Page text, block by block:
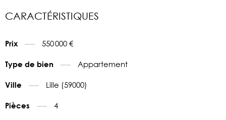
CARACTÉRISTIQUES
Prix 550 000 €
Type de bien Appartement
Ville Lille (59000)
Pièces 4